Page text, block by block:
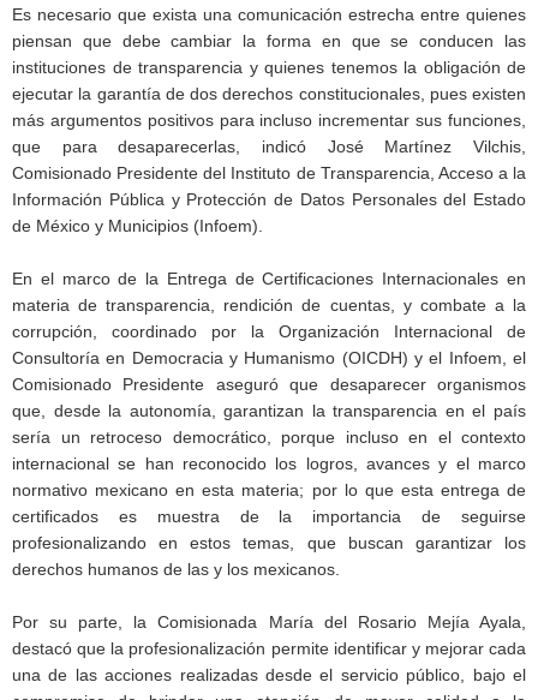
Es necesario que exista una comunicación estrecha entre quienes
piensan que debe cambiar la forma en que se conducen las
instituciones de transparencia y quienes tenemos la obligación de
ejecutar la garantía de dos derechos constitucionales, pues existen
más argumentos positivos para incluso incrementar sus funciones,
que para desaparecerlas, indicó José Martínez Vilchis,
Comisionado Presidente del Instituto de Transparencia, Acceso a la
Información Pública y Protección de Datos Personales del Estado
de México y Municipios (Infoem).
En el marco de la Entrega de Certificaciones Internacionales en
materia de transparencia, rendición de cuentas, y combate a la
corrupción, coordinado por la Organización Internacional de
Consultoría en Democracia y Humanismo (OICDH) y el Infoem, el
Comisionado Presidente aseguró que desaparecer organismos
que, desde la autonomía, garantizan la transparencia en el país
sería un retroceso democrático, porque incluso en el contexto
internacional se han reconocido los logros, avances y el marco
normativo mexicano en esta materia; por lo que esta entrega de
certificados es muestra de la importancia de seguirse
profesionalizando en estos temas, que buscan garantizar los
derechos humanos de las y los mexicanos.
Por su parte, la Comisionada María del Rosario Mejía Ayala,
destacó que la profesionalización permite identificar y mejorar cada
una de las acciones realizadas desde el servicio público, bajo el